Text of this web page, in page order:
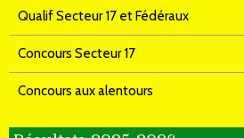
Qualif Secteur 17 et Fédéraux
Concours Secteur 17
Concours aux alentours